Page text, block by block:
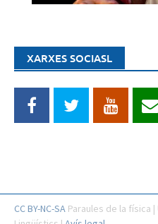
XARXES SOCIASL
CC BY-NC-SA Paraules de la física